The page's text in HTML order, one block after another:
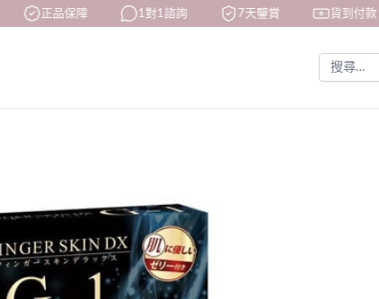
正品保障 1對1諮詢 7天鑒賞 貨到付款